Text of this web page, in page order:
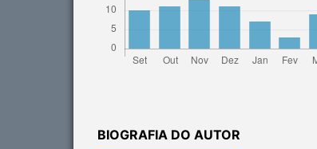
BIOGRAFIA DO AUTOR